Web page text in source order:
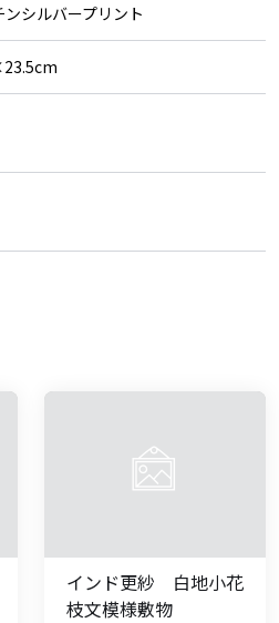
ンシルバープリント
インド更紗 白地小花
枝文模様敷物